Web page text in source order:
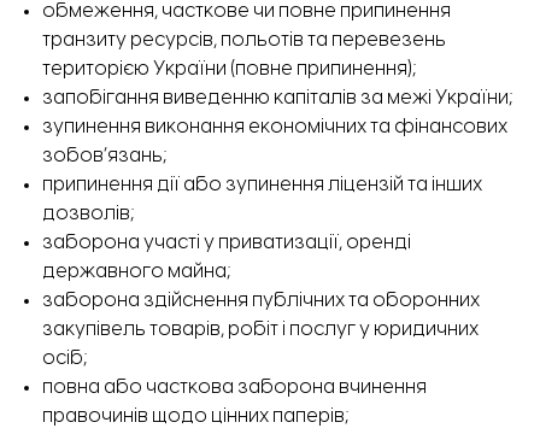
обмеження, часткове чи повне припинення
транзиту ресурсів, польотів та перевезень
територією України (повне припинення);
запобігання виведенню капіталів за межі України;
зупинення виконання економічних та фінансових
зобов’язань;
припинення дії або зупинення ліцензій та інших
дозволів;
заборона участі у приватизації, оренді
державного майна;
заборона здійснення публічних та оборонних
закупівель товарів, робіт і послуг у юридичних
осіб;
повна або часткова заборона вчинення
правочинів щодо цінних паперів;